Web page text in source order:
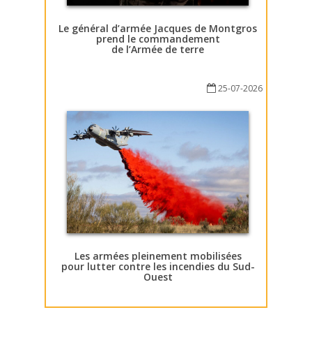
Le général d’armée Jacques de Montgros
prend le commandement
de l’Armée de terre
25-07-2026
Les armées pleinement mobilisées
pour lutter contre les incendies du Sud-
Ouest